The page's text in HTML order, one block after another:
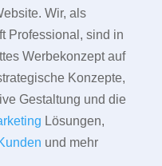
Wir, als
Professional, sind in
Werbekonzept auf
Konzepte,
Gestaltung und die
Lösungen,
und mehr